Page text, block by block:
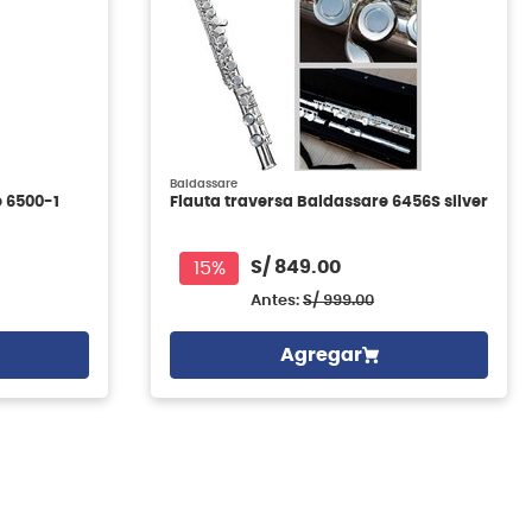
1
Baldassare
Flauta traversa Baldassare 6456S silver
15% S/ 849.00
Antes: S/ 999.00
Agregar